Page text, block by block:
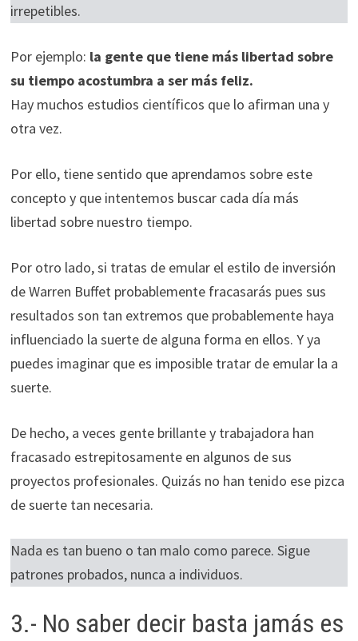
irrepetibles.
Por ejemplo: la gente que tiene más libertad sobre
su tiempo acostumbra a ser más feliz.
Hay muchos estudios científicos que lo afirman una y
otra vez.
Por ello, tiene sentido que aprendamos sobre este
concepto y que intentemos buscar cada día más
libertad sobre nuestro tiempo.
Por otro lado, si tratas de emular el estilo de inversión
de Warren Buffet probablemente fracasarás pues sus
resultados son tan extremos que probablemente haya
influenciado la suerte de alguna forma en ellos. Y ya
puedes imaginar que es imposible tratar de emular la a
suerte.
De hecho, a veces gente brillante y trabajadora han
fracasado estrepitosamente en algunos de sus
proyectos profesionales. Quizás no han tenido ese pizca
de suerte tan necesaria.
Nada es tan bueno o tan malo como parece. Sigue
patrones probados, nunca a individuos.
3.- No saber decir basta jamás es